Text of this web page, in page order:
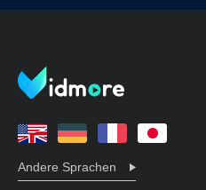
Andere Sprachen